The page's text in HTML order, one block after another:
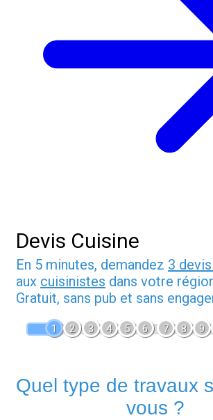
Devis Cuisine
En 5 minutes, demandez 3
aux cuisinistes dans votre
Gratuit, sans pub et sans
1 2 3 4 5 6 7 8 9
Quel type de travaux
vous ?